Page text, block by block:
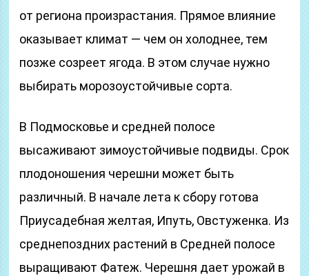
от региона произрастания. Прямое влияние
оказывает климат — чем он холоднее, тем
позже созреет ягода. В этом случае нужно
выбирать морозоустойчивые сорта.
В Подмосковье и средней полосе
высаживают зимоустойчивые подвиды. Срок
плодоношения черешни может быть
различный. В начале лета к сбору готова
Приусадебная желтая, Ипуть, Овстуженка. Из
среднепоздних растений в Средней полосе
выращивают Фатеж. Черешня дает урожай в